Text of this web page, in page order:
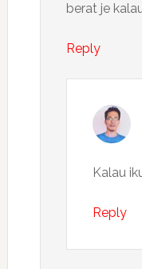
berat je
Reply
Kalau
Reply